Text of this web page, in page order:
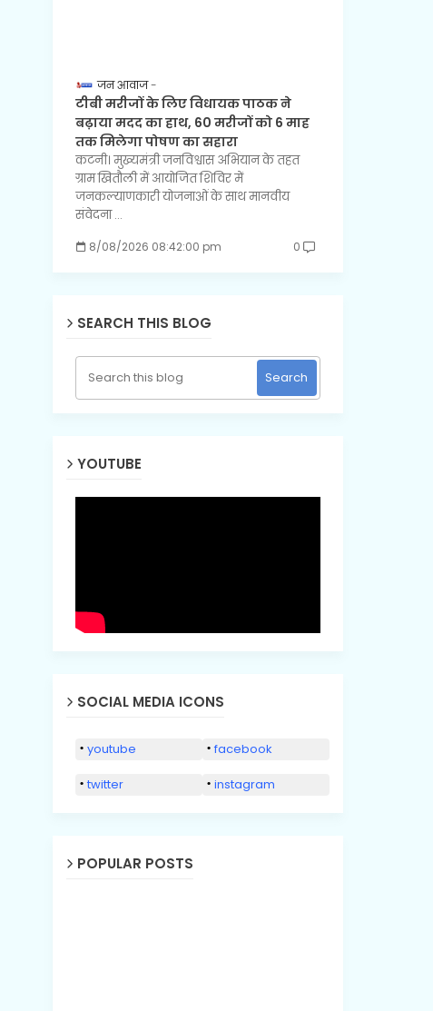
जन आवाज
टीबी मरीजों के लिए विधायक पाठक ने
बढ़ाया मदद का हाथ, 60 मरीजों को 6 माह
तक मिलेगा पोषण का सहारा
कटनी। मुख्यमंत्री जनविश्वास अभियान के तहत
ग्राम खितौली में आयोजित शिविर में
जनकल्याणकारी योजनाओं के साथ मानवीय
संवेदना …
8/08/2026 08:42:00 pm 0
SEARCH THIS BLOG
YOUTUBE
SOCIAL MEDIA ICONS
youtube facebook
twitter instagram
POPULAR POSTS